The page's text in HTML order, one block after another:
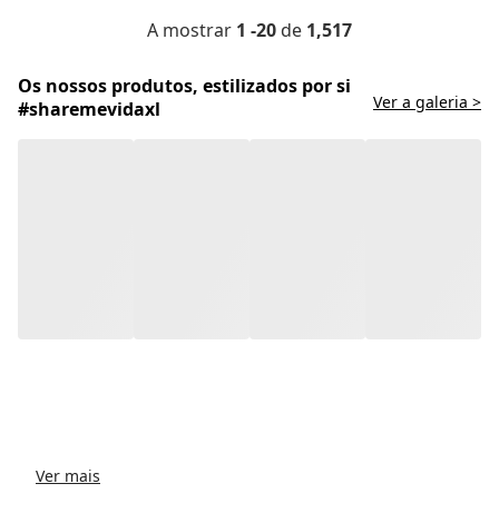
A mostrar 1 -20 de 1,517
Os nossos produtos, estilizados por si
#sharemevidaxl
Ver a galeria >
Ver mais